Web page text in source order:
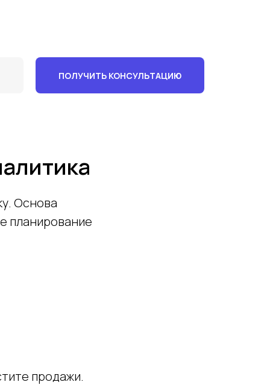
ПОЛУЧИТЬ КОНСУЛЬТАЦИЮ
Основа
планирование
продажи.